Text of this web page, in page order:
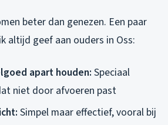
beter dan genezen. Een paar
altijd geef aan ouders in Oss:
apart houden: Speciaal
niet door afvoeren past
Simpel maar effectief, vooral bij